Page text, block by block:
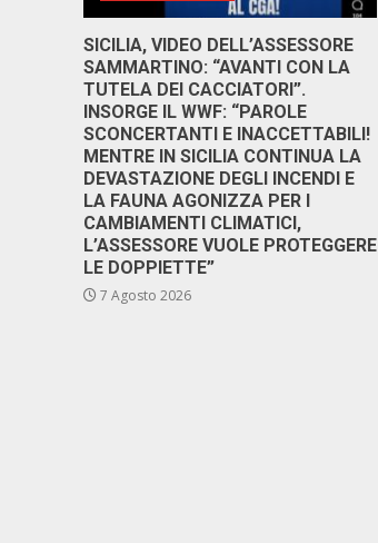
SICILIA, VIDEO DELL’ASSESSORE
SAMMARTINO: “AVANTI CON LA
TUTELA DEI CACCIATORI”.
INSORGE IL WWF: “PAROLE
SCONCERTANTI E INACCETTABILI!
MENTRE IN SICILIA CONTINUA LA
DEVASTAZIONE DEGLI INCENDI E
LA FAUNA AGONIZZA PER I
CAMBIAMENTI CLIMATICI,
L’ASSESSORE VUOLE PROTEGGERE
LE DOPPIETTE”
7 Agosto 2026